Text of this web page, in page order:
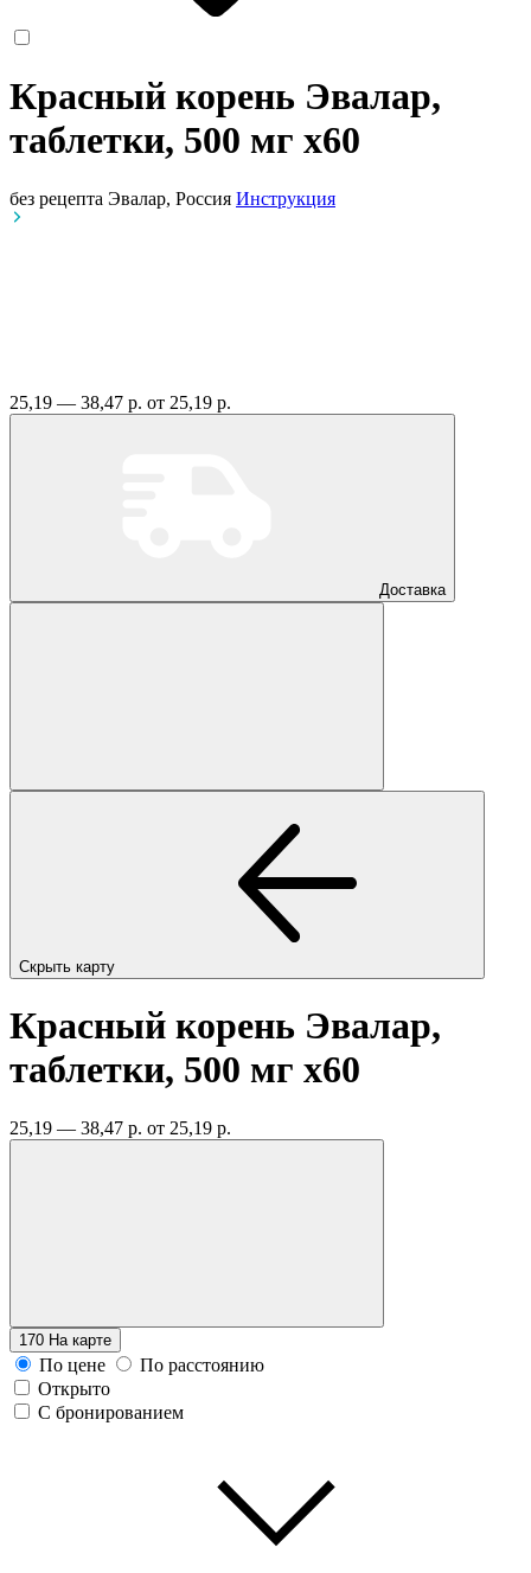
Красный корень Эвалар,
таблетки, 500 мг x60
без рецепта Эвалар, Россия Инструкция
25,19 — 38,47 р. от 25,19 р.
Доставка
Скрыть карту
Красный корень Эвалар,
таблетки, 500 мг x60
25,19 — 38,47 р. от 25,19 р.
170 На карте
По цене
По расстоянию
Открыто
С бронированием